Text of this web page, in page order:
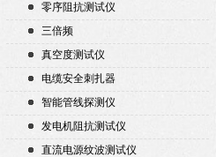
零序阻抗测试仪
三倍频
真空度测试仪
电缆安全刺扎器
智能管线探测仪
发电机阻抗测试仪
直流电源纹波测试仪